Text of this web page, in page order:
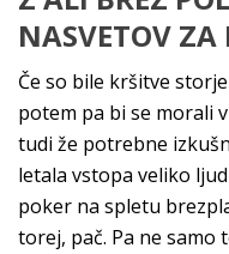
NASVETOV ZA
Če so bile kršitve
potem pa bi se morali
tudi že potrebne
letala vstopa veliko
poker na spletu
torej, pač. Pa ne